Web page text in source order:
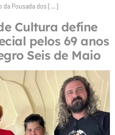
da Pousada dos […]
Cultura define
pelos 69 anos
Seis de Maio